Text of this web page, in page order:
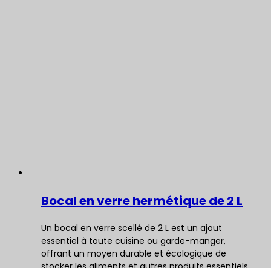
Bocal en verre hermétique de 2 L
Un bocal en verre scellé de 2 L est un ajout
essentiel à toute cuisine ou garde-manger,
offrant un moyen durable et écologique de